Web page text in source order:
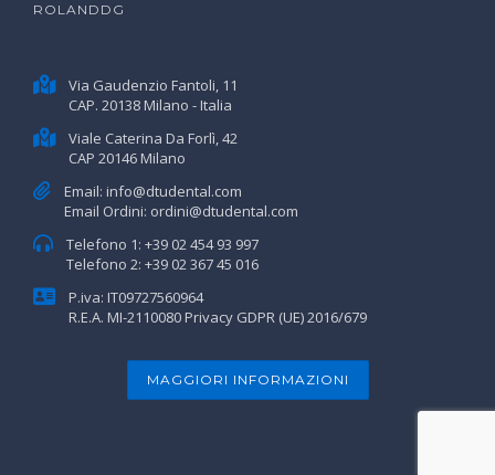
ROLANDDG
Via Gaudenzio Fantoli, 11
CAP. 20138 Milano - Italia
Viale Caterina Da Forlì, 42
CAP 20146 Milano
Email: info@dtudental.com
Email Ordini: ordini@dtudental.com
Telefono 1: +39 02 454 93 997
Telefono 2: +39 02 367 45 016
P.iva: IT09727560964
R.E.A. MI-2110080Privacy GDPR (UE) 2016/679
MAGGIORI INFORMAZIONI